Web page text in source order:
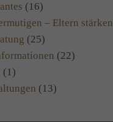
(16)
– Eltern stärken
(25)
(22)
(1)
(13)